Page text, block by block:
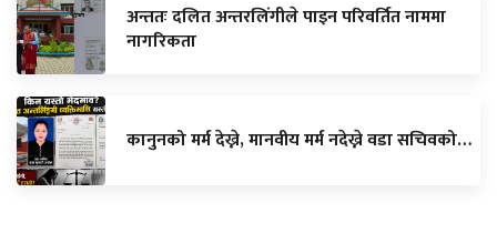
अन्ततः दलित अन्तरलिंगीले पाइन परिवर्तित नाममा
नागरिकता
कानुनको मर्म देख्ने, मानवीय मर्म नदेख्ने वडा सचिवको…